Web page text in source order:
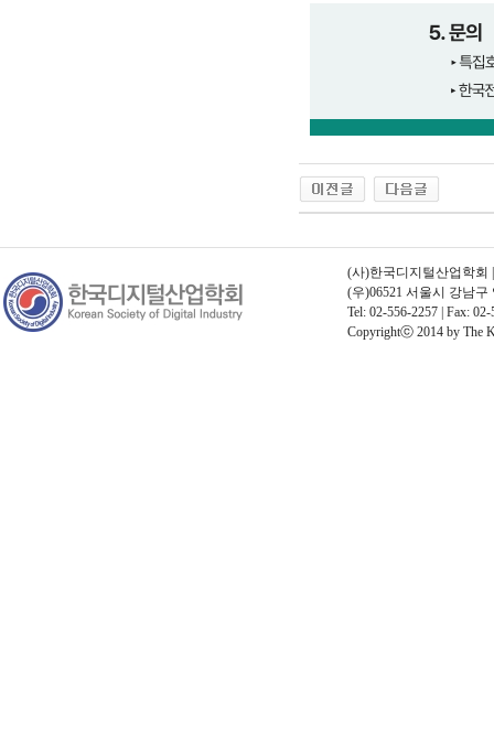
(사)한국디지털산업학회
(우)06521 서울시 강남
Tel: 02-556-2257 | Fax:
Copyrightⓒ 2014 by The